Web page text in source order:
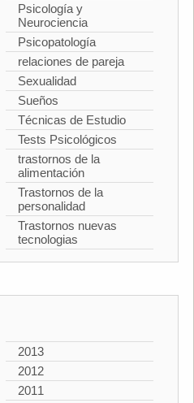
Psicología y
Neurociencia
Psicopatología
relaciones de pareja
Sexualidad
Sueños
Técnicas de Estudio
Tests Psicológicos
trastornos de la
alimentación
Trastornos de la
personalidad
Trastornos nuevas
tecnologias
2013
2012
2011